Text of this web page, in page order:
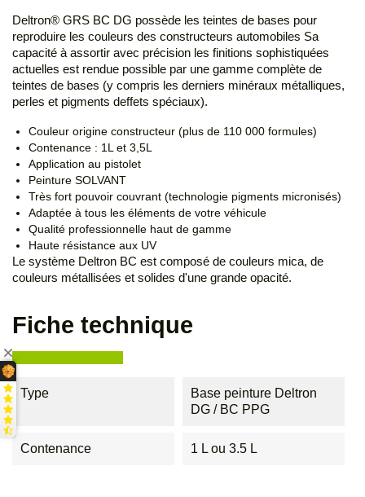
Deltron® GRS BC DG possède les teintes de bases pour
reproduire les couleurs des constructeurs automobiles Sa
capacité à assortir avec précision les finitions sophistiquées
actuelles est rendue possible par une gamme complète de
teintes de bases (y compris les derniers minéraux métalliques,
perles et pigments deffets spéciaux).
Couleur origine constructeur (plus de 110 000 formules)
Contenance : 1L et 3,5L
Application au pistolet
Peinture SOLVANT
Très fort pouvoir couvrant (technologie pigments micronisés)
Adaptée à tous les éléments de votre véhicule
Qualité professionnelle haut de gamme
Haute résistance aux UV
Le système Deltron BC est composé de couleurs mica, de
couleurs métallisées et solides d'une grande opacité.
Fiche technique
Type
Base peinture Deltron
DG / BC PPG
Contenance 1 L ou 3.5 L